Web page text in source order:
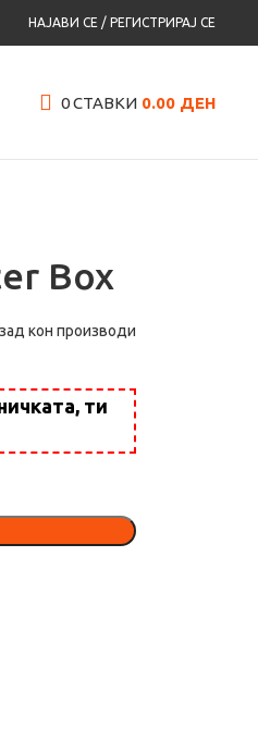
НАЈАВИ СЕ / РЕГИСТРИРАЈ СЕ
0СТАВКИ 0.00 ДЕН
Box
кон производи
ти